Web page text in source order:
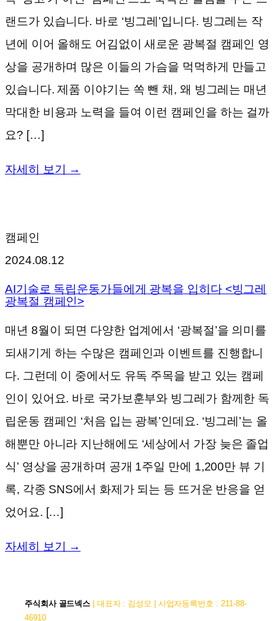
랜드가 있습니다. 바로 ‘빙그레’입니다. 빙그레는 작
년에 이어 올해도 어김없이 새로운 광복절 캠페인 영
상을 공개하며 많은 이들의 가슴을 먹먹하게 만들고
있습니다. 제품 이야기는 쏙 뺀 채, 왜 빙그레는 매년
막대한 비용과 노력을 들여 이런 캠페인을 하는 걸까
요? […]
자세히 보기 →
캠페인
2024.08.12
AI기술로 독립운동가들에게 광복을 입히다 <빙그레
광복절 캠페인>
매년 8월이 되면 다양한 업계에서 ‘광복절’을 의미를
되새기게 하는 수많은 캠페인과 이벤트를 진행합니
다. 그런데 이 중에서도 유독 주목을 받고 있는 캠페
인이 있어요. 바로 국가보훈부와 빙그레가 함께한 독
립운동 캠페인 ‘처음 입는 광복’인데요. ‘빙그레’는 올
해뿐만 아니라 지난해에도 ‘세상에서 가장 늦은 졸업
식’ 영상을 공개하며 공개 1주일 만에 1,200만 뷰 기
록, 각종 SNS에서 화제가 되는 등 뜨거운 반응을 얻
었어요. […]
자세히 보기 →
주식회사 골드넥스 | 대표자 : 김성모 | 사업자등록번호 : 211-88-
46910